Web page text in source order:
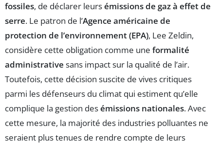
fossiles, de déclarer leursémissions de gaz à effet de
serre. Le patron de l’Agence américaine de
protection de l’environnement (EPA), Lee Zeldin,
considère cette obligation comme une formalité
administrative sans impact sur la qualité de l’air.
Toutefois, cette décision suscite de vives critiques
parmi les défenseurs du climat qui estiment qu’elle
complique la gestion desémissions nationales. Avec
cette mesure, la majorité des industries polluantes ne
seraient plus tenues de rendre compte de leurs